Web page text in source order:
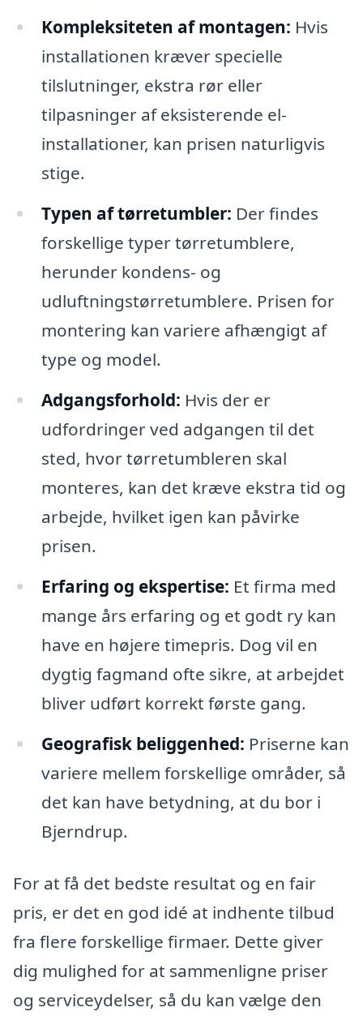
Kompleksiteten af montagen: Hvis
installationen kræver specielle
tilslutninger, ekstra rør eller
tilpasninger af eksisterende el-
installationer, kan prisen naturligvis
stige.
Typen af tørretumbler: Der findes
forskellige typer tørretumblere,
herunder kondens- og
udluftningstørretumblere. Prisen for
montering kan variere afhængigt af
type og model.
Adgangsforhold: Hvis der er
udfordringer ved adgangen til det
sted, hvor tørretumbleren skal
monteres, kan det kræve ekstra tid og
arbejde, hvilket igen kan påvirke
prisen.
Erfaring og ekspertise: Et firma med
mange års erfaring og et godt ry kan
have en højere timepris. Dog vil en
dygtig fagmand ofte sikre, at arbejdet
bliver udført korrekt første gang.
Geografisk beliggenhed: Priserne kan
variere mellem forskellige områder, så
det kan have betydning, at du bor i
Bjerndrup.
For at få det bedste resultat og en fair
pris, er det en god idé at indhente tilbud
fra flere forskellige firmaer. Dette giver
dig mulighed for at sammenligne priser
og serviceydelser, så du kan vælge den